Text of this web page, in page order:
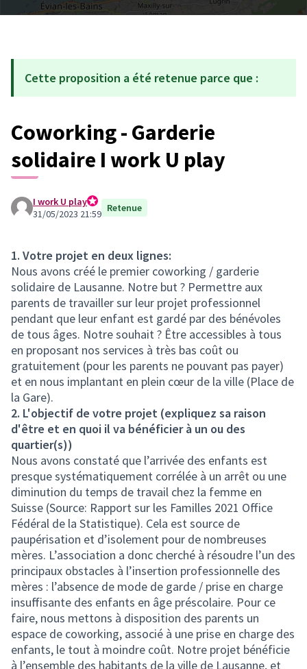
Cette proposition a été retenue parce que :
Coworking - Garderie
solidaire I work U play
I work U play
Octree - Lucien
31/05/2023 21:59 Retenue
1. Votre projet en deux lignes:
Nous avons créé le premier coworking / garderie
solidaire de Lausanne. Notre but ? Permettre aux
parents de travailler sur leur projet professionnel
pendant que leur enfant est gardé par des bénévoles
de tous âges. Notre souhait ? Être accessibles à tous
en proposant nos services à très bas coût ou
gratuitement (pour les parents ne pouvant pas payer)
et en nous implantant en plein cœur de la ville (Place de
la Gare).
2. L'objectif de votre projet (expliquez sa raison
d'être et en quoi il va bénéficier à un ou des
quartier(s))
Nous avons constaté que l’arrivée des enfants est
presque systématiquement corrélée à un arrêt ou une
diminution du temps de travail chez la femme en
Suisse (Source: Rapport sur les Familles 2021 Office
Fédéral de la Statistique). Cela est source de
paupérisation et d’isolement pour de nombreuses
mères. L’association a donc cherché à résoudre l’un des
principaux obstacles à l’insertion professionnelle des
mères : l’absence de mode de garde / prise en charge
insuffisante des enfants en âge préscolaire. Pour ce
faire, nous mettons à disposition des parents un
espace de coworking, associé à une prise en charge des
enfants, le tout à moindre coût. Notre projet bénéficie
à l’ensemble des habitants de la ville de Lausanne, et